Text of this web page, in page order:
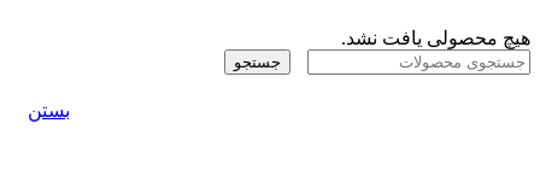
هیچ محصولی یافت نشد.
جستجو
بستن